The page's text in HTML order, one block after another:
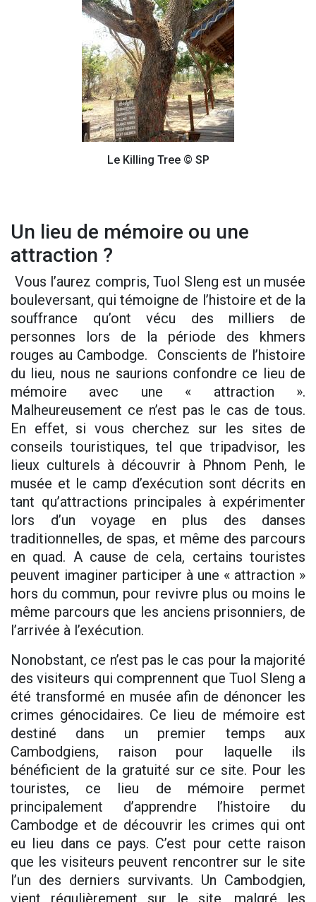
Le Killing Tree © SP
Un lieu de mémoire ou une
attraction ?
Vous l’aurez compris, Tuol Sleng est un musée
bouleversant, qui témoigne de l’histoire et de la
souffrance qu’ont vécu des milliers de
personnes lors de la période des khmers
rouges au Cambodge. Conscients de l’histoire
du lieu, nous ne saurions confondre ce lieu de
mémoire avec une « attraction ».
Malheureusement ce n’est pas le cas de tous.
En effet, si vous cherchez sur les sites de
conseils touristiques, tel que tripadvisor, les
lieux culturels à découvrir à Phnom Penh, le
musée et le camp d’exécution sont décrits en
tant qu’attractions principales à expérimenter
lors d’un voyage en plus des danses
traditionnelles, de spas, et même des parcours
en quad. A cause de cela, certains touristes
peuvent imaginer participer à une « attraction »
hors du commun, pour revivre plus ou moins le
même parcours que les anciens prisonniers, de
l’arrivée à l’exécution.
Nonobstant, ce n’est pas le cas pour la majorité
des visiteurs qui comprennent que Tuol Sleng a
été transformé en musée afin de dénoncer les
crimes génocidaires. Ce lieu de mémoire est
destiné dans un premier temps aux
Cambodgiens, raison pour laquelle ils
bénéficient de la gratuité sur ce site. Pour les
touristes, ce lieu de mémoire permet
principalement d’apprendre l’histoire du
Cambodge et de découvrir les crimes qui ont
eu lieu dans ce pays. C’est pour cette raison
que les visiteurs peuvent rencontrer sur le site
l’un des derniers survivants. Un Cambodgien,
vient régulièrement sur le site, malgré les